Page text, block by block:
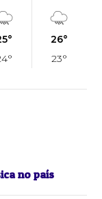
26°
23°
no país